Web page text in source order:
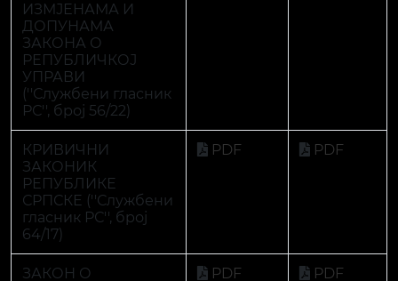
ЗАКОН О
ИЗМЈЕНАМА И
ДОПУНАМА
КРИВИЧНОГ
ЗАКОНИК
РЕПУБЛИКЕ
СРПСКЕ (''Службени
гласник РС'', број
15/21)
ЗАКОН О ЗАШТИТИ
ОД НАСИЉА У
ПОРОДИЦИ
(''Службени гласник
РС'', број 102/12)